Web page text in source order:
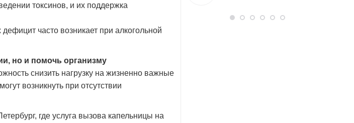
токсинов, и их поддержка
часто возникает при алкогольной
но и помочь организму
снизить нагрузку на жизненно важные
возникнуть при отсутствии
где услуга вызова капельницы на